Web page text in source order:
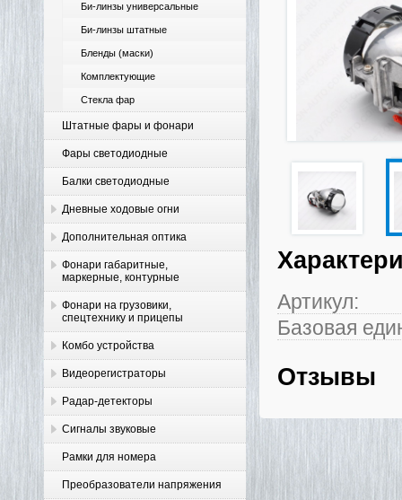
Би-линзы универсальные
Би-линзы штатные
Бленды (маски)
Комплектующие
Стекла фар
Штатные фары и фонари
Фары светодиодные
Балки светодиодные
Дневные ходовые огни
Дополнительная оптика
Фонари габаритные,
маркерные, контурные
Фонари на грузовики,
спецтехнику и прицепы
Комбо устройства
Видеорегистраторы
Радар-детекторы
Сигналы звуковые
Рамки для номера
Преобразователи напряжения
Артикул:
Базовая
Отзывы